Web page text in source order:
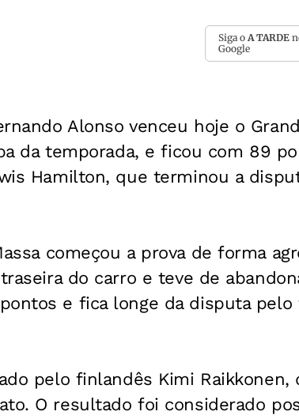
Siga o A TARDE
Google
Alonso venceu hoje o
da temporada, e ficou com 89
Hamilton, que terminou a
começou a prova de forma
do carro e teve de
e fica longe da disputa
pelo finlandês Kimi Raikkonen,
O resultado foi considerado